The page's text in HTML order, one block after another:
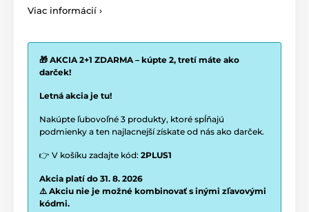
Viac informácií ›
🎁 AKCIA 2+1 ZDARMA – kúpte 2, tretí máte ako
darček!
Letná akcia je tu!
Nakúpte ľubovoľné 3 produkty, ktoré spĺňajú
podmienky a ten najlacnejší získate od nás ako darček.
👉 V košíku zadajte kód: 2PLUS1
Akcia platí do 31. 8. 2026
⚠️ Akciu nie je možné kombinovať s inými zľavovými
kódmi.